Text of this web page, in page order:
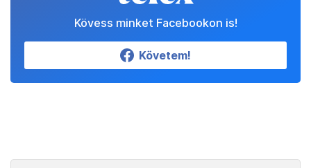
Kövess minket Facebookon is!
Követem!